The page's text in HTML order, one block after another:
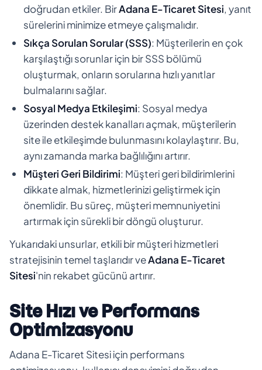
doğrudan etkiler. BirAdana E-Ticaret Sitesi, yanıt
sürelerini minimize etmeye çalışmalıdır.
Sıkça Sorulan Sorular (SSS): Müşterilerin en çok
karşılaştığı sorunlar için bir SSS bölümü
oluşturmak, onların sorularına hızlı yanıtlar
bulmalarını sağlar.
Sosyal Medya Etkileşimi: Sosyal medya
üzerinden destek kanalları açmak, müşterilerin
site ile etkileşimde bulunmasını kolaylaştırır. Bu,
aynı zamanda marka bağlılığını artırır.
Müşteri Geri Bildirimi: Müşteri geri bildirimlerini
dikkate almak, hizmetlerinizi geliştirmek için
önemlidir. Bu süreç, müşteri memnuniyetini
artırmak için sürekli bir döngü oluşturur.
Yukarıdaki unsurlar, etkili bir müşteri hizmetleri
stratejisinin temel taşlarıdır veAdana E-Ticaret
Sitesi'nin rekabet gücünü artırır.
Site Hızı ve Performans
Optimizasyonu
Adana E-Ticaret Sitesi için performans